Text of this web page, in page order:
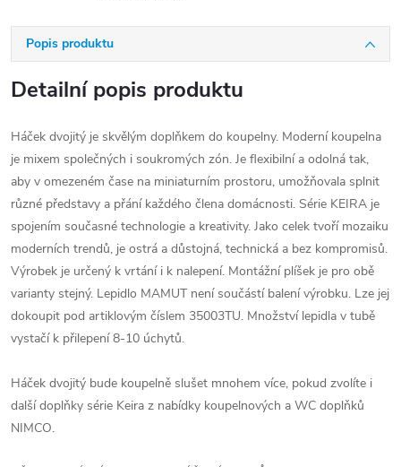
Popis produktu
Detailní popis produktu
Háček dvojitý je skvělým doplňkem do koupelny. Moderní koupelna
je mixem společných i soukromých zón. Je flexibilní a odolná tak,
aby v omezeném čase na miniaturním prostoru, umožňovala splnit
různé představy a přání každého člena domácnosti. Série KEIRA je
spojením současné technologie a kreativity. Jako celek tvoří mozaiku
moderních trendů, je ostrá a důstojná, technická a bez kompromisů.
Výrobek je určený k vrtání i k nalepení. Montážní plíšek je pro obě
varianty stejný. Lepidlo MAMUT není součástí balení výrobku. Lze jej
dokoupit pod artiklovým číslem 35003TU. Množství lepidla v tubě
vystačí k přilepení 8-10 úchytů.
Háček dvojitý bude koupelně slušet mnohem více, pokud zvolíte i
další doplňky série Keira z nabídky koupelnových a WC doplňků
NIMCO.